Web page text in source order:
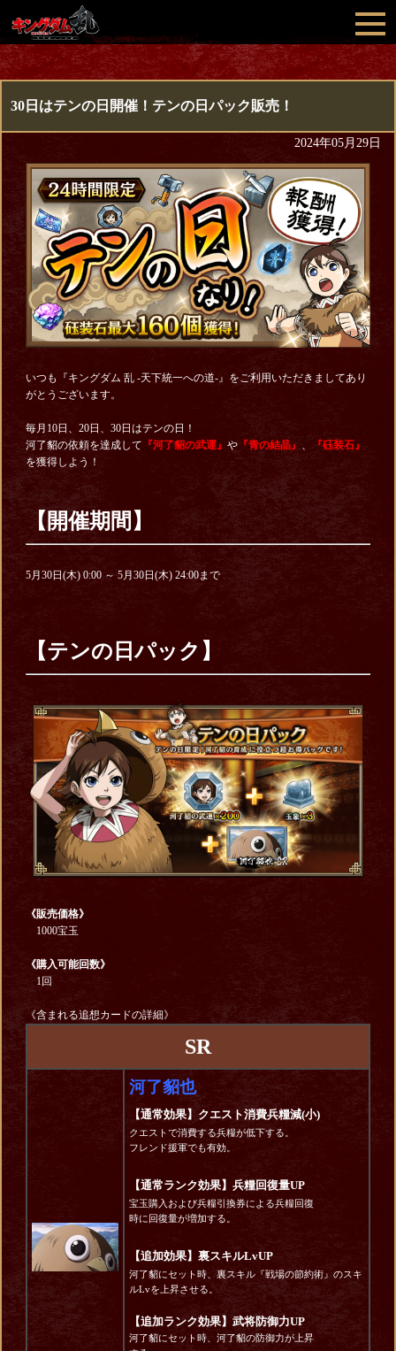
30日はテンの日開催！テンの日パック販売！
2024年05月29日
いつも『キングダム 乱 -天下統一への道-』をご利用いただきましてあり
がとうございます。
毎月10日、20日、30日はテンの日！
河了貂の依頼を達成して 『河了貂の武運』 や『青の結晶』 、
『砡装石』
を獲得しよう！
【開催期間】
5月30日(木) 0:00 ～ 5月30日(木) 24:00まで
【テンの日パック】
《販売価格》
1000宝玉
《購入可能回数》
1回
《含まれる追想カードの詳細》
SR
河了貂也
【通常効果】クエスト消費兵糧減(小)
クエストで消費する兵糧が低下する。
フレンド援軍でも有効。
【通常ランク効果】兵糧回復量UP
宝玉購入および兵糧引換券による兵糧回復
時に回復量が増加する。
【追加効果】裏スキルLvUP
河了貂にセット時、裏スキル『戦場の節約術』のスキ
ルLvを上昇させる。
【追加ランク効果】武将防御力UP
河了貂にセット時、河了貂の防御力が上昇